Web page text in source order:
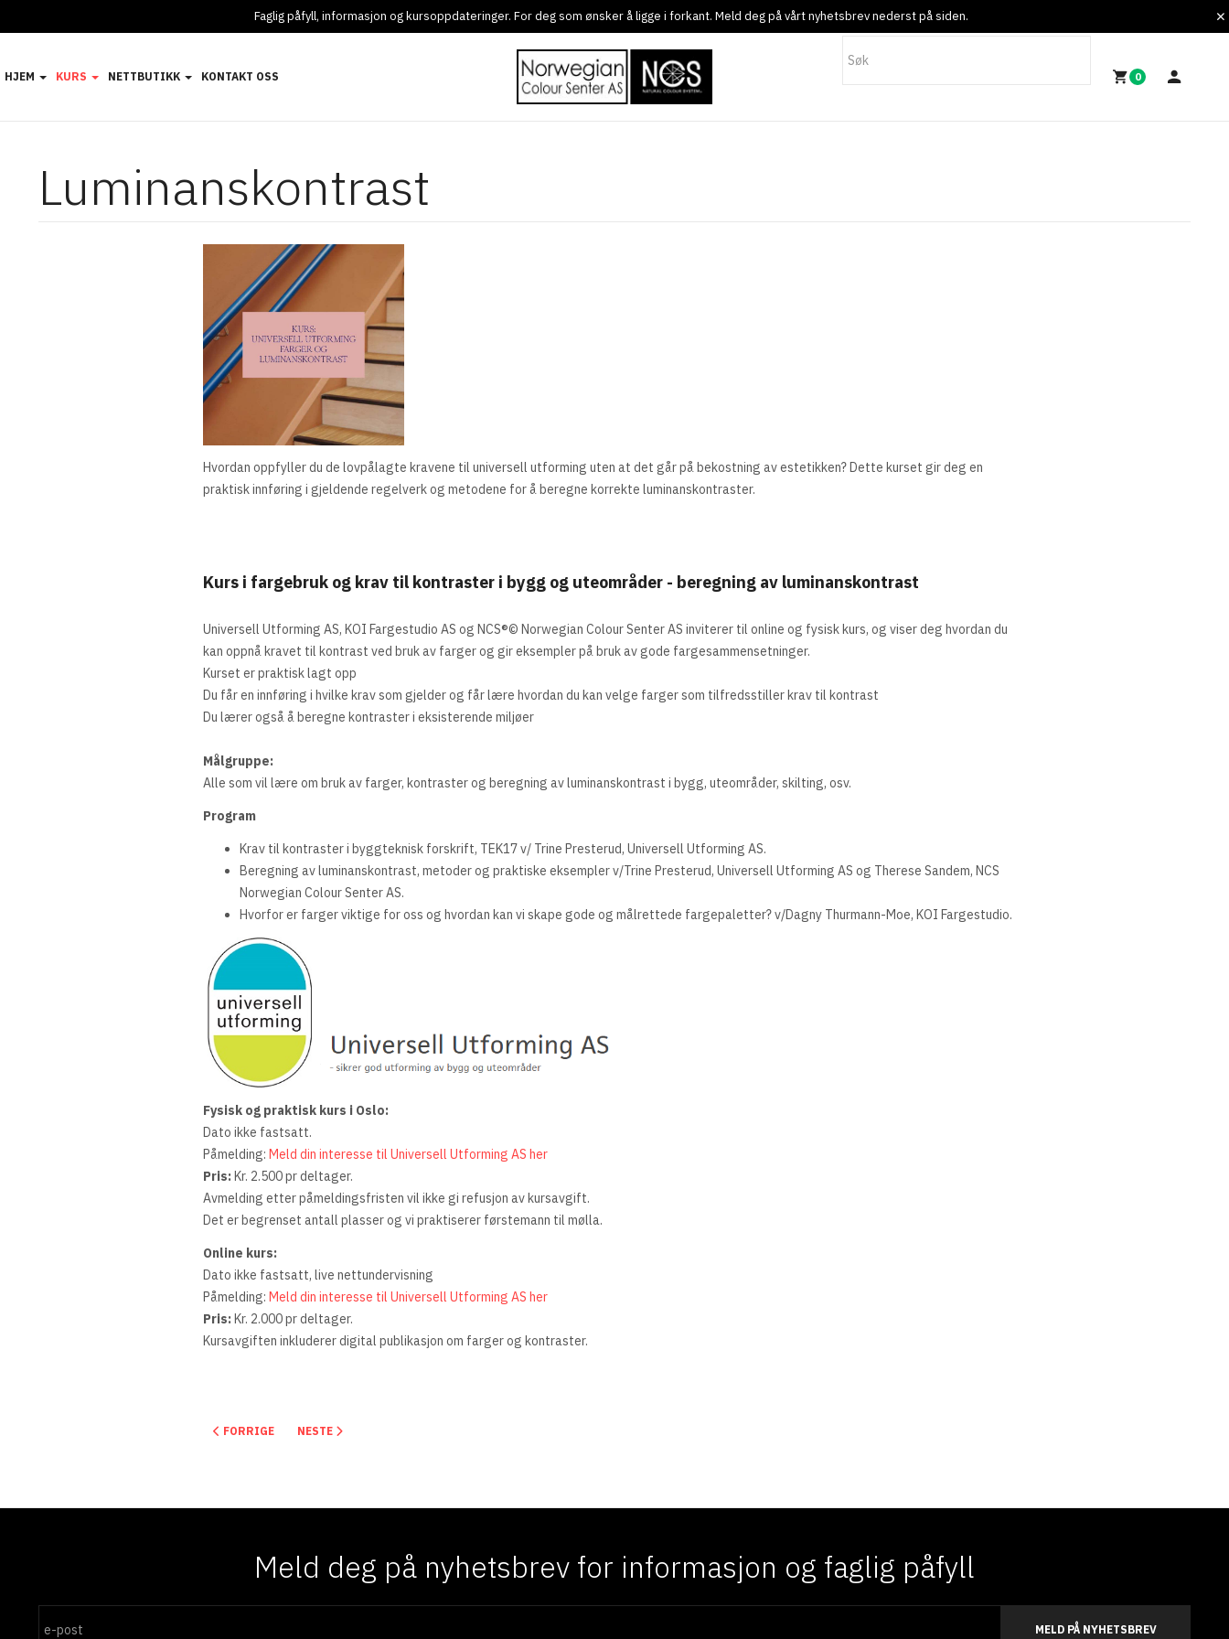
Faglig påfyll, informasjon og kursoppdateringer. For deg som ønsker å ligge i forkant. Meld deg på vårt nyhetsbrev nederst på siden.
HJEM KURS NETTBUTIKK KONTAKT OSS 0
Luminanskontrast
Hvordan oppfyller du de lovpålagte kravene til universell utforming uten at det går på bekostning av estetikken? Dette kurset gir deg en
praktisk innføring i gjeldende regelverk og metodene for å beregne korrekte luminanskontraster.
Kurs i fargebruk og krav til kontraster i bygg og uteområder - beregning av luminanskontrast
Universell Utforming AS, KOI Fargestudio AS og NCS®© Norwegian Colour Senter AS inviterer til online og fysisk kurs, og viser deg hvordan du
kan oppnå kravet til kontrast ved bruk av farger og gir eksempler på bruk av gode fargesammensetninger.
Kurset er praktisk lagt opp
Du får en innføring i hvilke krav som gjelder og får lære hvordan du kan velge farger som tilfredsstiller krav til kontrast
Du lærer også å beregne kontraster i eksisterende miljøer
Målgruppe:
Alle som vil lære om bruk av farger, kontraster og beregning av luminanskontrast i bygg, uteområder, skilting, osv.
Program
Krav til kontraster i byggteknisk forskrift, TEK17 v/ Trine Presterud, Universell Utforming AS.
Beregning av luminanskontrast, metoder og praktiske eksempler v/Trine Presterud, Universell Utforming AS og Therese Sandem, NCS
Norwegian Colour Senter AS.
Hvorfor er farger viktige for oss og hvordan kan vi skape gode og målrettede fargepaletter? v/Dagny Thurmann-Moe, KOI Fargestudio.
Fysisk og praktisk kurs i Oslo:
Dato ikke fastsatt.
Påmelding: Meld din interesse til Universell Utforming AS her
Pris:Kr. 2.500 pr deltager.
Avmelding etter påmeldingsfristen vil ikke gi refusjon av kursavgift.
Det er begrenset antall plasser og vi praktiserer førstemann til mølla.
Online kurs:
Dato ikke fastsatt, live nettundervisning
Påmelding: Meld din interesse til Universell Utforming AS her
Pris:Kr. 2.000 pr deltager.
Kursavgiften inkluderer digital publikasjon om farger og kontraster.
FORRIGE ARTIKKEL: EKSTERIØR UTVENDIG FARGESETTING OG FARGEVALG
FORRIGE NESTE ARTIKKEL: TILRETTELAGTE KURS OG FOREDRAG
NESTE
Meld deg på nyhetsbrev for informasjon og faglig påfyll
MELD PÅ NYHETSBREV